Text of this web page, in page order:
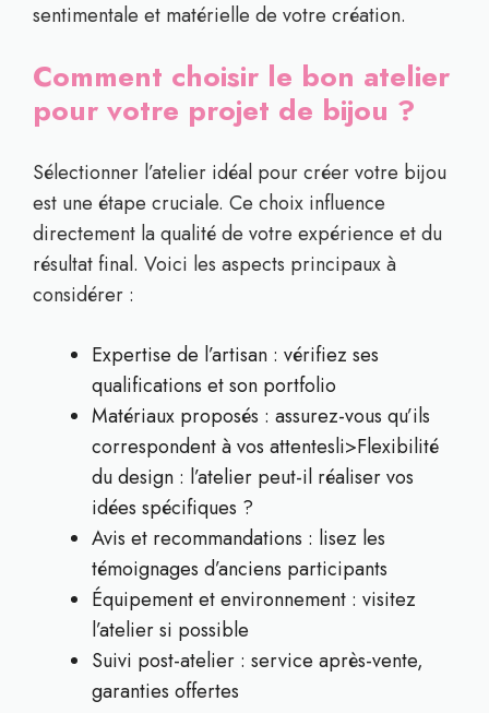
sentimentale et matérielle de votre création.
Comment choisir le bon atelier
pour votre projet de bijou ?
Sélectionner l’atelier idéal pour créer votre bijou
est une étape cruciale. Ce choix influence
directement la qualité de votre expérience et du
résultat final. Voici les aspects principaux à
considérer :
Expertise de l’artisan : vérifiez ses
qualifications et son portfolio
Matériaux proposés : assurez-vous qu’ils
correspondent à vos attentesli>Flexibilité
du design : l’atelier peut-il réaliser vos
idées spécifiques ?
Avis et recommandations : lisez les
témoignages d’anciens participants
Équipement et environnement : visitez
l’atelier si possible
Suivi post-atelier : service après-vente,
garanties offertes